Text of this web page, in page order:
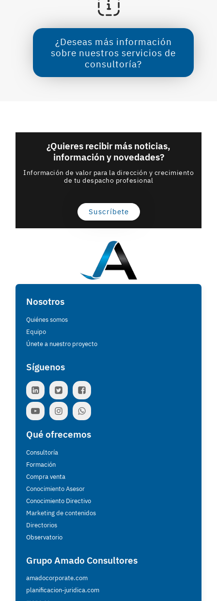
¿Deseas más información
sobre nuestros servicios de
consultoría?
¿Quieres recibir más noticias,
información y novedades?
Información de valor para la dirección y crecimiento
de tu despacho profesional
Suscríbete
Nosotros
Quiénes somos
Equipo
Únete a nuestro proyecto
Síguenos
Qué ofrecemos
Consultoría
Formación
Compra venta
Conocimiento Asesor
Conocimiento Directivo
Marketing de contenidos
Directorios
Observatorio
Grupo Amado Consultores
amadocorporate.com
planificacion-juridica.com